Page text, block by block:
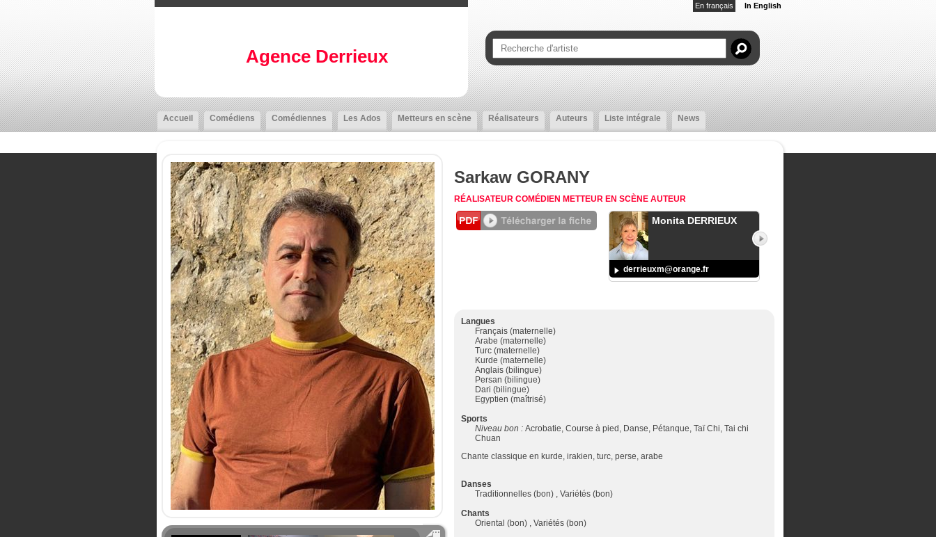
Agence Derrieux
En français In English
Accueil Comédiens Comédiennes Les Ados Metteurs en scène Réalisateurs Auteurs Liste intégrale News
Sarkaw GORANY
RÉALISATEUR COMÉDIEN METTEUR EN SCÈNE AUTEUR
Monita DERRIEUX
derrieuxm@orange.fr
Langues
Français (maternelle)
Arabe (maternelle)
Turc (maternelle)
Kurde (maternelle)
Anglais (bilingue)
Persan (bilingue)
Dari (bilingue)
Egyptien (maîtrisé)
Sports
Niveau bon : Acrobatie, Course à pied, Danse, Pétanque, Taï Chi, Tai chi
Chuan
Chante classique en kurde, irakien, turc, perse, arabe
Danses
Traditionnelles (bon) , Variétés (bon)
Chants
Oriental (bon) , Variétés (bon)